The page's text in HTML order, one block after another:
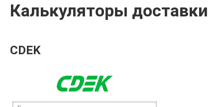
Калькуляторы доставки
CDEK